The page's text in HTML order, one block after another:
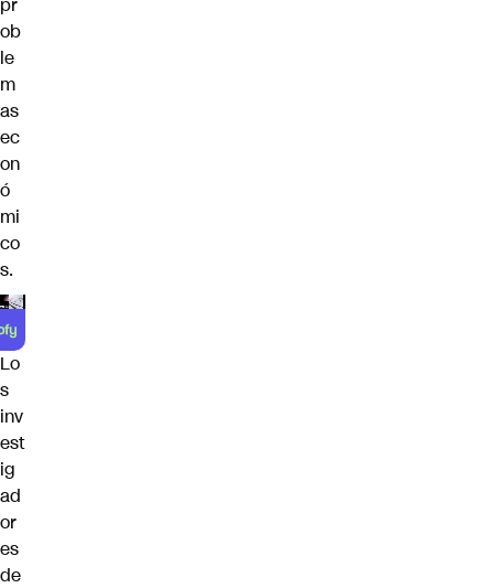
ob
le
m
as
ec
on
ó
mi
co
s.
Lo
s
inv
est
ig
ad
or
es
de